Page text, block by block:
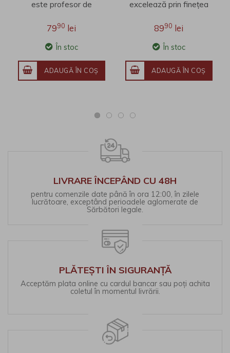
este profesor de
Universitatea Stanford.
Fineţea observaţ..
7990 lei
În stoc
ADAUGĂ ÎN COŞ
excelează prin finețea
îmbină erudiția
filosofică, investigația j..
8990 lei
În stoc
ADAUGĂ ÎN COŞ
LIVRARE ÎNCEPÂND CU 48H
pentru comenzile date până în ora 12:00, în zilele
lucrătoare, exceptând perioadele aglomerate de
Sărbători legale.
PLĂTEȘTI ÎN SIGURANȚĂ
Acceptăm plata online cu cardul bancar sau poți achita
coletul în momentul livrării.